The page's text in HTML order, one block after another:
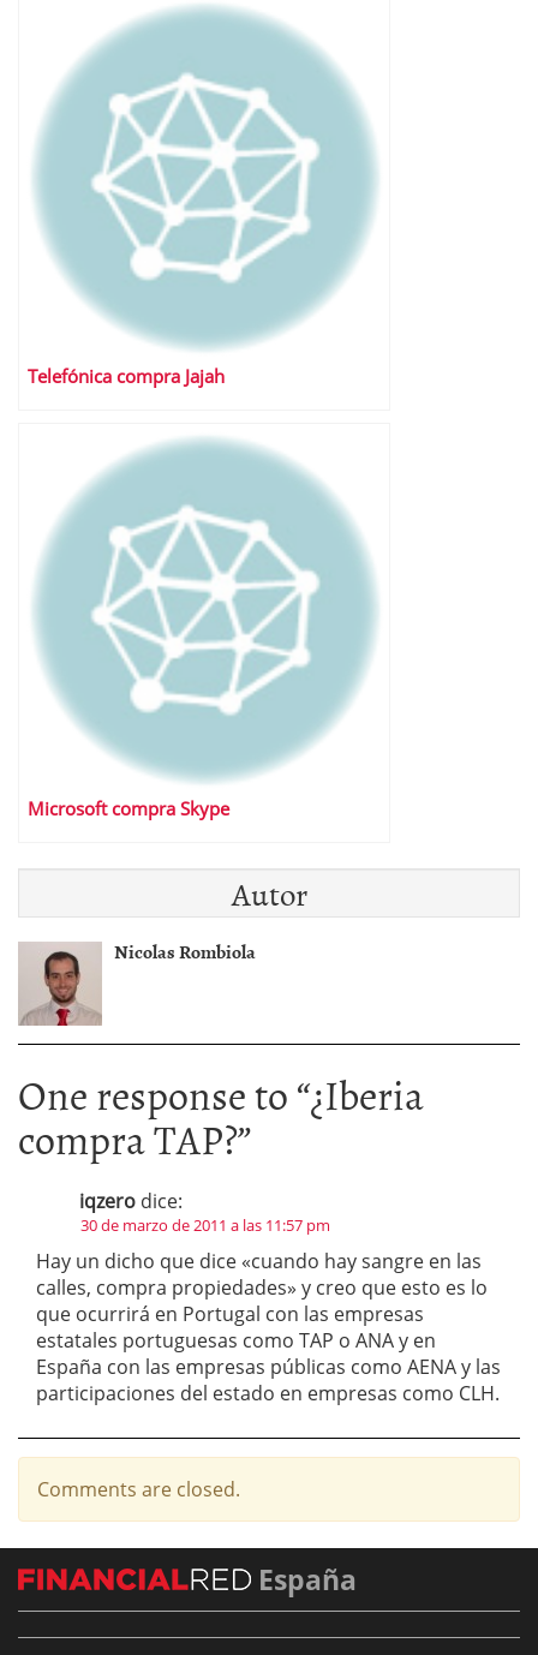
Telefónica compra Jajah
Microsoft compra Skype
Autor
Nicolas Rombiola
One response to “¿Iberia
compra TAP?”
iqzero dice:
30 de marzo de 2011 a las 11:57 pm
Hay un dicho que dice «cuando hay sangre en las
calles, compra propiedades» y creo que esto es lo
que ocurrirá en Portugal con las empresas
estatales portuguesas como TAP o ANA y en
España con las empresas públicas como AENA y las
participaciones del estado en empresas como CLH.
Comments are closed.
España